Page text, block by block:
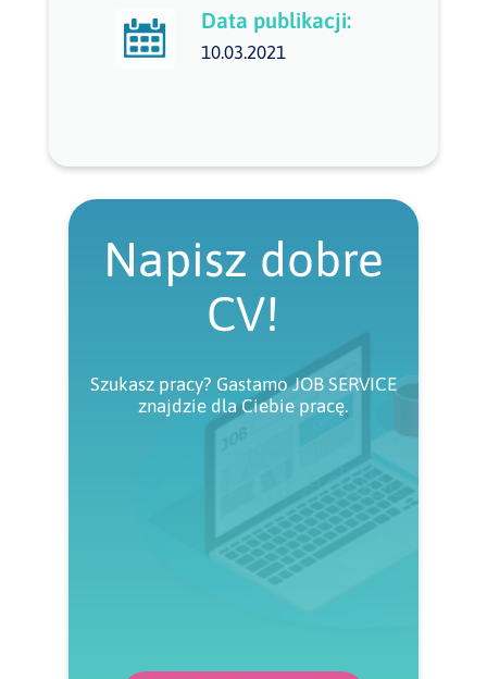
Data publikacji:
10.03.2021
Napisz dobre
CV!
Szukasz pracy? Gastamo JOB SERVICE
znajdzie dla Ciebie pracę.